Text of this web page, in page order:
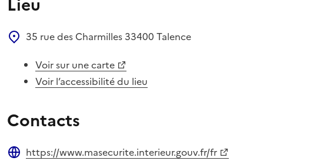
35 rue des Charmilles 33400 Talence
Voir sur une carte
Voir l’accessibilité du lieu
Contacts
https://www.masecurite.interieur.gouv.fr/fr